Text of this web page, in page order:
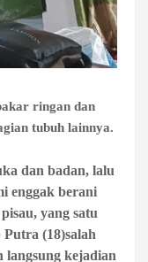
ringan dan
tubuh lainnya.
dan badan, lalu
enggak berani
yang satu
(18)salah
langsung kejadian